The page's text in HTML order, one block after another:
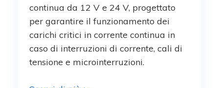
continua da 12 V e 24 V, progettato
per garantire il funzionamento dei
carichi critici in corrente continua in
caso di interruzioni di corrente, cali di
tensione e microinterruzioni.